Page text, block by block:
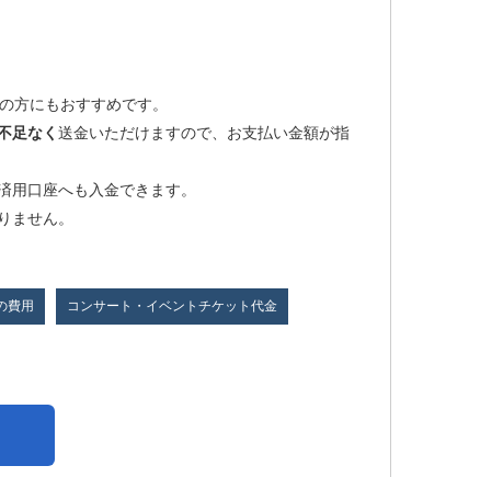
方にもおすすめです。
足なく 送金いただけますので、お支払い金額が指
口座へも入金できます。
ません。
費用 コンサート・イベントチケット代金